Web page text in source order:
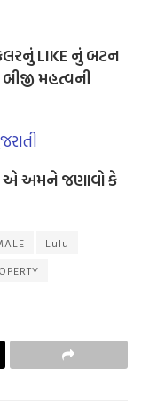
LIKE નું બટન
મહત્વની
એ અમને જણાવો કે
Lulu